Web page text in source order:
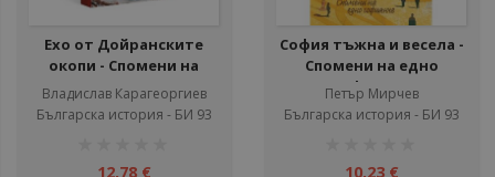
Ехо от Дойранските
окопи - Спомени на
участници 1916 - 1918
Владислав Карагеоргиев
Българска история - БИ 93
12,78 €
София тъжна и весела -
Спомени на едно
софиянче
Петър Мирчев
Българска история - БИ 93
10,23 €